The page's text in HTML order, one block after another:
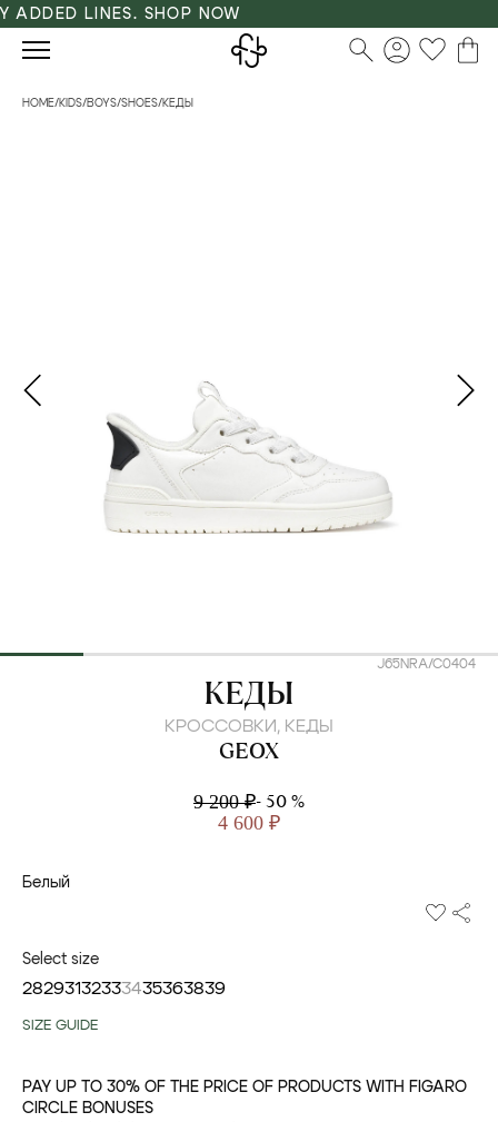
LINES. SHOP NOW
HOME/KIDS/BOYS/SHOES/КЕДЫ
J65NRA/C0404
GEOX
КЕДЫ
КРОССОВКИ, КЕДЫ
GEOX
9 200 ₽- 50 %
4 600 ₽
Белый
Select size
28293132333435363839
SIZE GUIDE
PAY UP TO 30% OF THE PRICE OF PRODUCTS WITH FIGARO
CIRCLE BONUSES